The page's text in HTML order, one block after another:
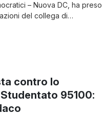
– Nuova DC, ha preso
del collega di
che – in un suo
contro lo
95100: